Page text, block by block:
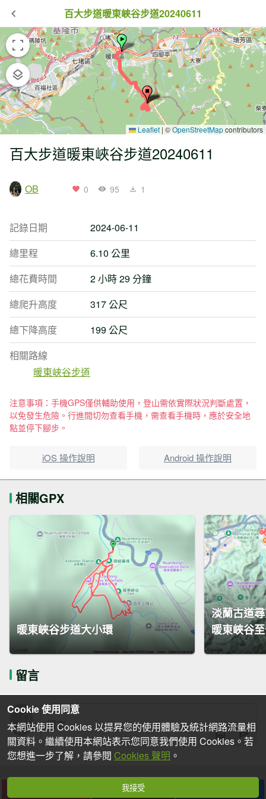
百大步道暖東峽谷步道20240611
Leaflet | ©OpenStreetMapcontributors
百大步道暖東峽谷步道20240611
OB 0 95 1
記錄日期
2024-06-11
總里程
6.10 公里
總花費時間
2 小時 29 分鐘
總爬升高度
317 公尺
總下降高度
199 公尺
相關路線
暖東峽谷步道
注意事項：手機GPS僅供輔助使用，登山需依實際狀況判斷處置，
以免發生危險。行進間切勿查看手機，需查看手機時，應於安全地
點並停下腳步。
iOS 操作說明 Android 操作說明
相關GPX
暖東峽谷步道大小環
淡蘭古道
暖東峽谷
留言
下載
Cookie 使用同意
本網站使用 Cookies 以提昇您的使用體驗及統計網路流量相
關資料。繼續使用本網站表示您同意我們使用 Cookies。若
您想進一步了解，請參閱 Cookies 聲明 。
我接受